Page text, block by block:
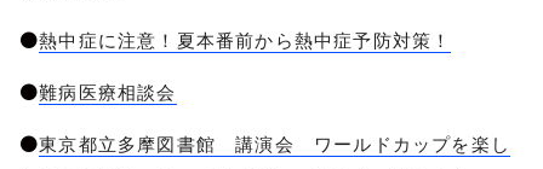
●熱中症に注意！夏本番前から熱中症予防対策！
●難病医療相談会
●東京都立多摩図書館 講演会 ワールドカップを楽し